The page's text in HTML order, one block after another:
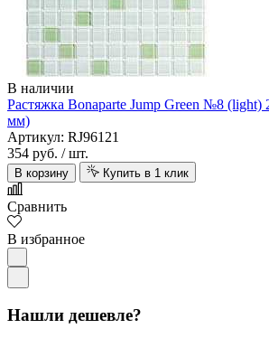
В наличии
Растяжка Bonaparte Jump Green №8 (light)
мм)
Артикул: RJ96121
354 руб. / шт.
В корзину Купить в 1 клик
Сравнить
В избранное
Нашли дешевле?